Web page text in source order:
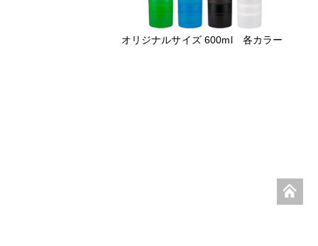
オリジナルサイズ 600ml 各カラー